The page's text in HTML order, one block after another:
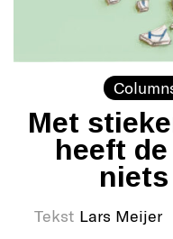
Met
heeft
Tekst Lars Meijer